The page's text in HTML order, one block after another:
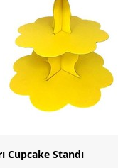
Cupcake Standı